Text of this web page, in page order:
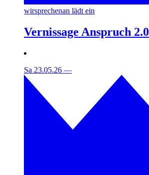
wirsprechenan lädt ein
Vernissage Anspruch 2.0
Sa 23.05.26 —